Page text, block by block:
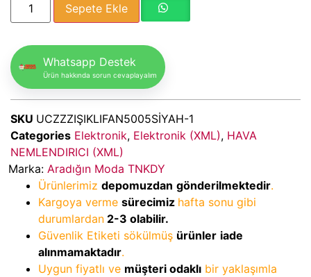
Sepete Ekle
Whatsapp Destek
Ürün hakkında sorun cevaplayalım
SKU UCZZZIŞIKLIFAN5005SİYAH-1
Categories Elektronik, Elektronik (XML), HAVA
NEMLENDIRICI (XML)
Marka: Aradığın Moda TNKDY
Ürünlerimiz depomuzdan gönderilmektedir.
Kargoya verme sürecimiz hafta sonu gibi
durumlardan 2-3 olabilir.
Güvenlik Etiketi sökülmüş ürünler iade
alınmamaktadır.
Uygun fiyatlı ve müşteri odaklı bir yaklaşımla